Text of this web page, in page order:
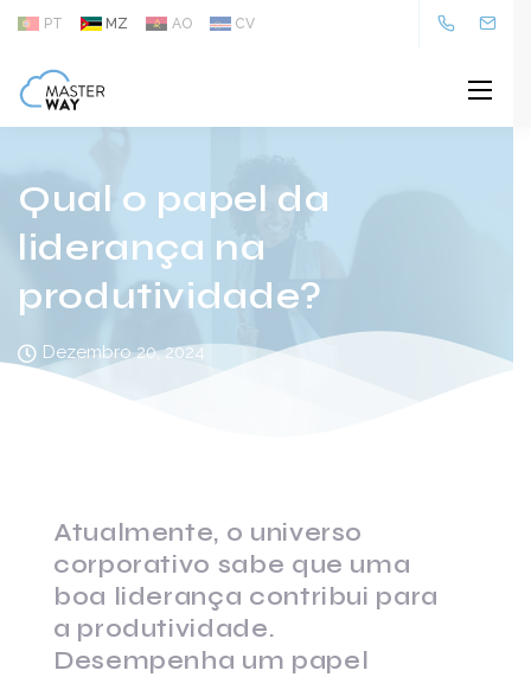
PT MZ AO CV
Qual o papel da
liderança na
produtividade?
Dezembro 20, 2024
Atualmente, o universo
corporativo sabe que uma
boa liderança contribui para
a produtividade.
Desempenha um papel